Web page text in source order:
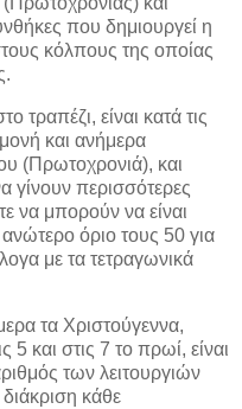
που δημιουργεί η
κόλπους της οποίας
τραπέζι, είναι κατά τις
και ανήμερα
(Πρωτοχρονιά), και
περισσότερες
να μπορούν να είναι
όριο τους 50 για
με τα τετραγωνικά
τα Χριστούγεννα,
5 και στις 7 το πρωί, είναι
των λειτουργιών
κάθε